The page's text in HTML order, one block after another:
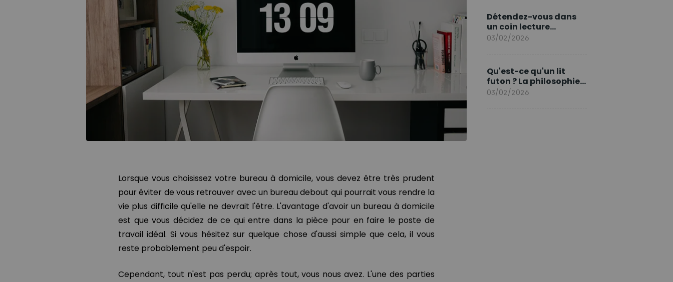
Lorsque vous choisissez votre bureau à domicile, vous devez être très prudent
pour éviter de vous retrouver avec un bureau debout qui pourrait vous rendre la
vie plus difficile qu'elle ne devrait l'être. L'avantage d'avoir un bureau à domicile
est que vous décidez de ce qui entre dans la pièce pour en faire le poste de
travail idéal. Si vous hésitez sur quelque chose d'aussi simple que cela, il vous
reste probablement peu d'espoir.
Cependant, tout n'est pas perdu; après tout, vous nous avez. L'une des parties
Détendez-vous dans
un coin lecture
printanier
03/02/2026
Qu'est-ce qu'un lit
futon ? La philosophie
du sommeil japonais
03/02/2026